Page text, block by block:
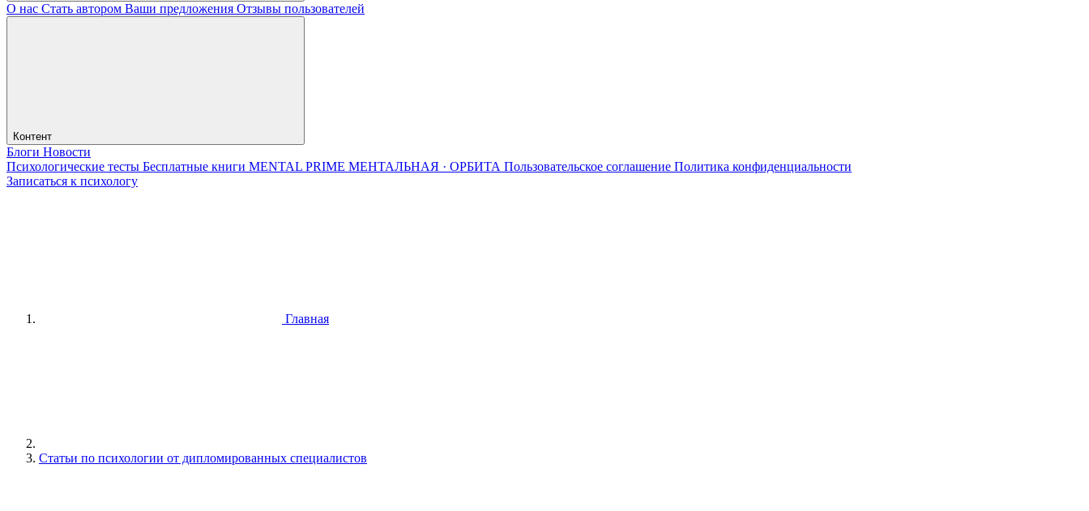
О нас Стать автором Ваши предложения Отзывы пользователей
Контент
Блоги Новости
Психологические тесты Бесплатные книги MENTAL PRIME МЕНТАЛЬНАЯ · ОРБИТА Пользовательское соглашение Политика конфиденциальности
Записаться к психологу
Главная
Статьи по психологии от дипломированных специалистов